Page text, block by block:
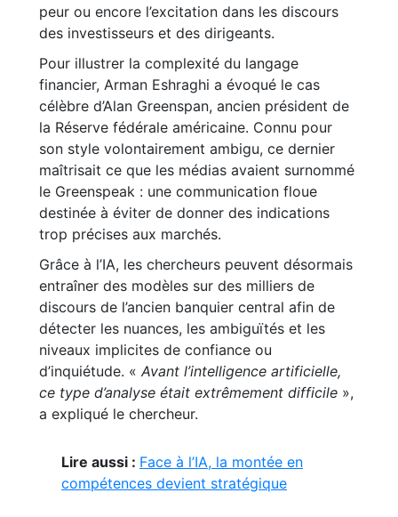
peur ou encore l’excitation dans les discours
des investisseurs et des dirigeants.
Pour illustrer la complexité du langage
financier, Arman Eshraghi a évoqué le cas
célèbre d’Alan Greenspan, ancien président de
la Réserve fédérale américaine. Connu pour
son style volontairement ambigu, ce dernier
maîtrisait ce que les médias avaient surnommé
le Greenspeak : une communication floue
destinée à éviter de donner des indications
trop précises aux marchés.
Grâce à l’IA, les chercheurs peuvent désormais
entraîner des modèles sur des milliers de
discours de l’ancien banquier central afin de
détecter les nuances, les ambiguïtés et les
niveaux implicites de confiance ou
d’inquiétude. « Avant l’intelligence artificielle,
ce type d’analyse était extrêmement difficile »,
a expliqué le chercheur.
Lire aussi : Face à l’IA, la montée en
compétences devient stratégique